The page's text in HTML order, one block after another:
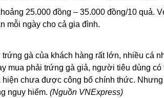
25.000 đồng – 35.000 đồng/10 quả.
mỗi ngày cho cả gia đình.
gà của khách hàng rất lớn, nhiều cá
mua phải trứng gà giả, người tiêu dùng
chưa được công bố chính thức.
nguy hiểm. (Nguồn VNExpress)